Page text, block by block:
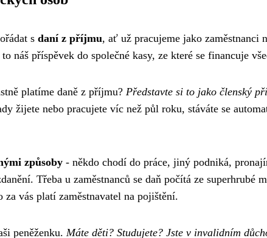
s daní z příjmu, ať už pracujeme jako zaměstnanci
náš příspěvek do společné kasy, ze které se financuje
platíme daně z příjmu? Představte si to jako členský
žijete nebo pracujete víc než půl roku, stáváte se
způsoby - někdo chodí do práce, jiný podniká,
Třeba u zaměstnanců se daň počítá ze superhrubé
vás platí zaměstnavatel na pojištění.
peněženku. Máte děti? Studujete? Jste v invalidním